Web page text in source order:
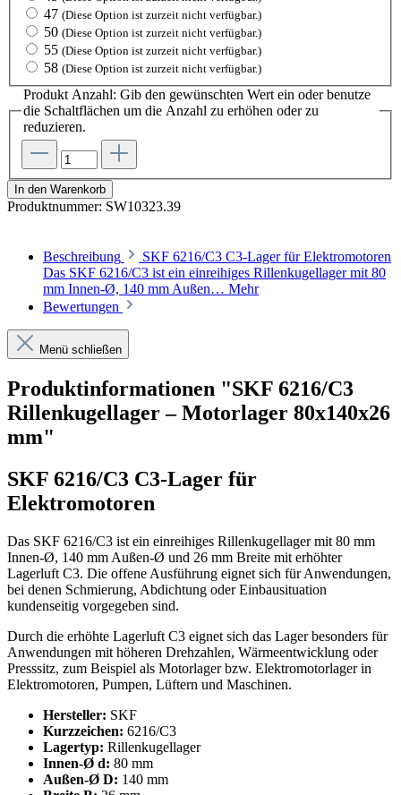
47 (Diese Option ist zurzeit nicht verfügbar.)
50 (Diese Option ist zurzeit nicht verfügbar.)
55 (Diese Option ist zurzeit nicht verfügbar.)
58 (Diese Option ist zurzeit nicht verfügbar.)
Produkt Anzahl: Gib den gewünschten Wert ein oder benutze
die Schaltflächen um die Anzahl zu erhöhen oder zu
reduzieren.
In den Warenkorb
Produktnummer: SW10323.39
Beschreibung
SKF 6216/C3 C3-Lager für Elektromotoren
Das SKF 6216/C3 ist ein einreihiges Rillenkugellager mit 80
mm Innen-Ø, 140 mm Außen… Mehr
Bewertungen
Menü schließen
Produktinformationen "SKF 6216/C3
Rillenkugellager – Motorlager 80x140x26
mm"
SKF 6216/C3 C3-Lager für
Elektromotoren
Das SKF 6216/C3 ist ein einreihiges Rillenkugellager mit 80 mm
Innen-Ø, 140 mm Außen-Ø und 26 mm Breite mit erhöhter
Lagerluft C3. Die offene Ausführung eignet sich für Anwendungen,
bei denen Schmierung, Abdichtung oder Einbausituation
kundenseitig vorgegeben sind.
Durch die erhöhte Lagerluft C3 eignet sich das Lager besonders für
Anwendungen mit höheren Drehzahlen, Wärmeentwicklung oder
Presssitz, zum Beispiel als Motorlager bzw. Elektromotorlager in
Elektromotoren, Pumpen, Lüftern und Maschinen.
Hersteller: SKF
Kurzzeichen: 6216/C3
Lagertyp: Rillenkugellager
Innen-Ø d: 80 mm
Außen-Ø D: 140 mm